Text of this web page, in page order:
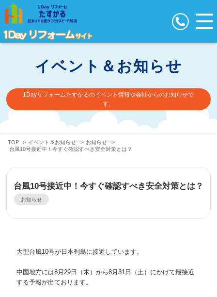
イベント＆お知らせ
1Dayリフォームたすかるのイベント情報や会社からのお知らせで
す。
TOP > イベント＆お知らせ > お知らせ
>
台風10号接近中！今すぐ確認すべき安全対策とは？
台風10号接近中！今すぐ確認すべき安全対策とは？
お知らせ
大型台風10号が日本列島に接近しています。
中国地方には8月29日（木）から8月31日（土）にかけて最接近
する予報が出ております。